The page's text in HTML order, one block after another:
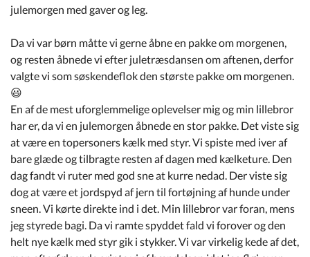
julemorgen med gaver og leg.
Da vi var børn måtte vi gerne åbne en pakke om morgenen,
og resten åbnede vi efter juletræsdansen om aftenen, derfor
valgte vi som søskendeflok den største pakke om morgenen.
😃
En af de mest uforglemmelige oplevelser mig og min lillebror
har er, da vi en julemorgen åbnede en stor pakke. Det viste sig
at være en topersoners kælk med styr. Vi spiste med iver af
bare glæde og tilbragte resten af dagen med kælketure. Den
dag fandt vi ruter med god sne at kurre nedad. Der viste sig
dog at være et jordspyd af jern til fortøjning af hunde under
sneen. Vi kørte direkte ind i det. Min lillebror var foran, mens
jeg styrede bagi. Da vi ramte spyddet fald vi forover og den
helt nye kælk med styr gik i stykker. Vi var virkelig kede af det,